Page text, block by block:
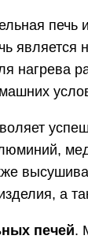
печь
является
нагрева
а
печей.